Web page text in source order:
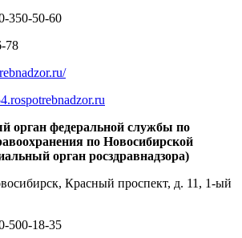
350-50-60
78
орган федеральной службы по
по Новосибирской
орган росздравнадзора)
Красный проспект, д. 11, 1-ый
500-18-35